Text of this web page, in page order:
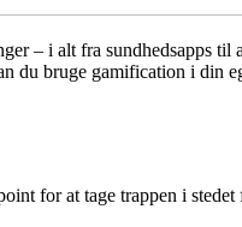
– i alt fra sundhedsapps til
du bruge gamification i din
for at tage trappen i